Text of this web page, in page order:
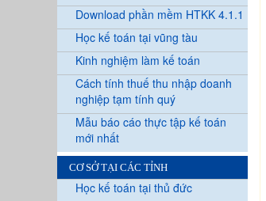
Download phần mềm HTKK 4.1.1
Học kế toán tại vũng tàu
Kinh nghiệm làm kế toán
Cách tính thuế thu nhập doanh
nghiệp tạm tính quý
Mẫu báo cáo thực tập kế toán
mới nhất
CƠ SỞ TẠI CÁC TỈNH
Học kế toán tại thủ đức